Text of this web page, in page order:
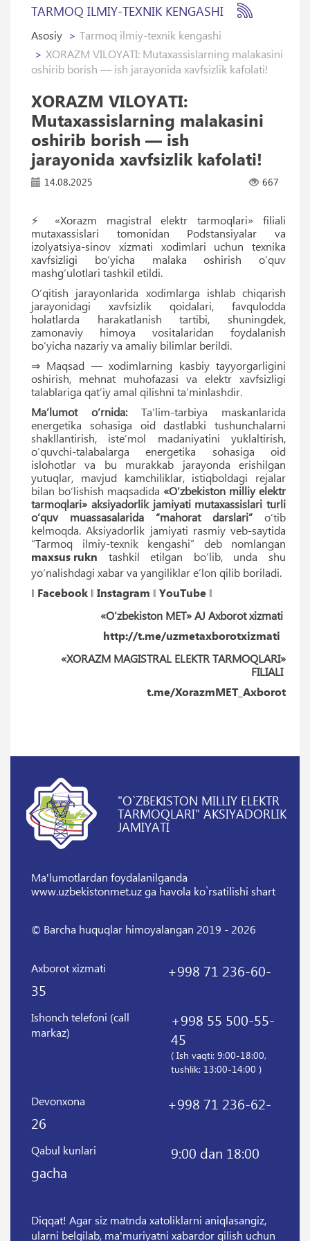
TARMOQ ILMIY-TEXNIK KENGASHI
Asosiy
Tarmoq ilmiy-texnik kengashi
XORAZM VILOYATI: Mutaxassislarning malakasini
oshirib borish — ish jarayonida xavfsizlik kafolati!
XORAZM VILOYATI:
Mutaxassislarning malakasini
oshirib borish — ish
jarayonida xavfsizlik kafolati!
14.08.2025 667
⚡️ «Xorazm magistral elektr tarmoqlari» filiali
mutaxassislari tomonidan Podstansiyalar va
izolyatsiya-sinov xizmati xodimlari uchun texnika
xavfsizligi bo‘yicha malaka oshirish o‘quv
mashg‘ulotlari tashkil etildi.
O‘qitish jarayonlarida xodimlarga ishlab chiqarish
jarayonidagi xavfsizlik qoidalari, favqulodda
holatlarda harakatlanish tartibi, shuningdek,
zamonaviy himoya vositalaridan foydalanish
bo‘yicha nazariy va amaliy bilimlar berildi.
⇒ Maqsad — xodimlarning kasbiy tayyorgarligini
oshirish, mehnat muhofazasi va elektr xavfsizligi
talablariga qat’iy amal qilishni ta’minlashdir.
Ma’lumot o‘rnida:Taʼlim-tarbiya maskanlarida
energetika sohasiga oid dastlabki tushunchalarni
shakllantirish, isteʼmol madaniyatini yuklaltirish,
o‘quvchi-talabalarga energetika sohasiga oid
islohotlar va bu murakkab jarayonda erishilgan
yutuqlar, mavjud kamchiliklar, istiqboldagi rejalar
bilan bo‘lishish maqsadida «O‘zbekiston milliy elektr
tarmoqlari» aksiyadorlik jamiyati mutaxassislari turli
o‘quv muassasalarida “mahorat darslari” o‘tib
kelmoqda. Aksiyadorlik jamiyati rasmiy veb-saytida
“Tarmoq ilmiy-texnik kengashi” deb nomlangan
maxsus rukn tashkil etilgan bo‘lib, unda shu
yo‘nalishdagi xabar va yangiliklar eʼlon qilib boriladi.
‖ Facebook ‖ Instagram ‖ YouTube ‖
«O‘zbekiston MET» AJ Axborot xizmati
http://t.me/uzmetaxborotxizmati
«XORAZM MAGISTRAL ELEKTR TARMOQLARI»
FILIALI
t.me/XorazmMET_Axborot
"O`ZBEKISTON MILLIY ELEKTR
TARMOQLARI" AKSIYADORLIK
JAMIYATI
Ma'lumotlardan foydalanilganda
www.uzbekistonmet.uz ga havola ko`rsatilishi shart
© Barcha huquqlar himoyalangan 2019 - 2026
Axborot xizmati
+998 71 236-60-
35
Ishonch telefoni (call
markaz)
+998 55 500-55-
45
( Ish vaqti: 9:00-18:00,
tushlik: 13:00-14:00 )
Devonxona
+998 71 236-62-
26
Qabul kunlari
9:00 dan 18:00
gacha
Diqqat! Agar siz matnda xatoliklarni aniqlasangiz,
ularni belgilab, ma'muriyatni xabardor qilish uchun